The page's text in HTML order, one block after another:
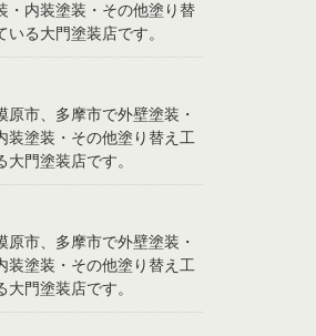
・内装塗装・その他塗り替
いる大門塗装店です。
原市、多摩市で外壁塗装・
装塗装・その他塗り替え工
大門塗装店です。
原市、多摩市で外壁塗装・
装塗装・その他塗り替え工
大門塗装店です。